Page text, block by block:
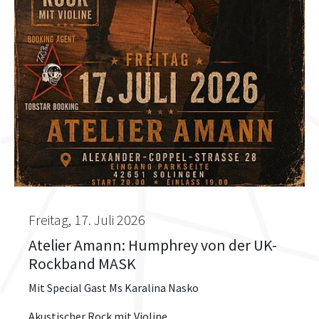
Freitag, 17. Juli 2026
Atelier Amann: Humphrey von der UK-
Rockband MASK
Mit Special Gast Ms Karalina Nasko
Akustischer Rock mit Violine